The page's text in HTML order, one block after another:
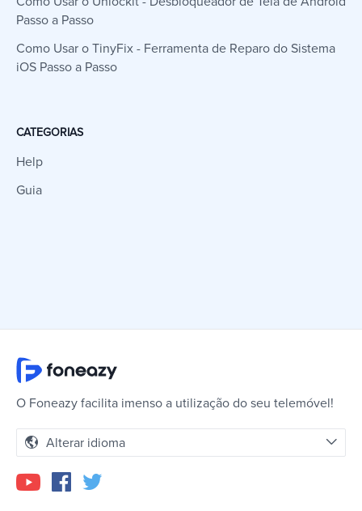
Passo a Passo
Como Usar o TinyFix - Ferramenta de Reparo do Sistema
iOS Passo a Passo
CATEGORIAS
Help
Guia
O Foneazy facilita imenso a utilização do seu telemóvel!
Alterar idioma